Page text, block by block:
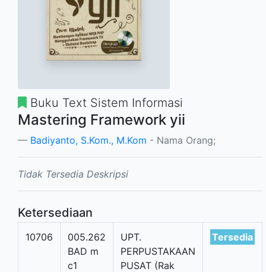
Buku Text Sistem Informasi
Mastering Framework yii
Badiyanto, S.Kom., M.Kom - Nama Orang;
Tidak Tersedia Deskripsi
Ketersediaan
10706
005.262
BAD m
c1
UPT.
PERPUSTAKAAN
PUSAT (Rak
Tersedia